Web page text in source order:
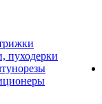
пуходерки